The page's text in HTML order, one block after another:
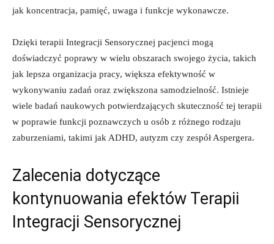
jak​ koncentracja, pamięć, uwaga i ⁤funkcje wykonawcze.
Dzięki terapii⁣ Integracji Sensorycznej pacjenci mogą
‌doświadczyć poprawy w​ wielu​ obszarach swojego​ życia, takich⁢
jak lepsza organizacja ‍pracy,⁢ większa efektywność w
wykonywaniu zadań oraz zwiększona samodzielność. Istnieje
wiele badań ⁢naukowych potwierdzających skuteczność tej terapii‍
w poprawie⁤ funkcji poznawczych u osób z różnego rodzaju
zaburzeniami, takimi jak ADHD,⁣ autyzm ‍czy zespół⁣ Aspergera.
Zalecenia dotyczące
kontynuowania efektów Terapii
Integracji Sensorycznej